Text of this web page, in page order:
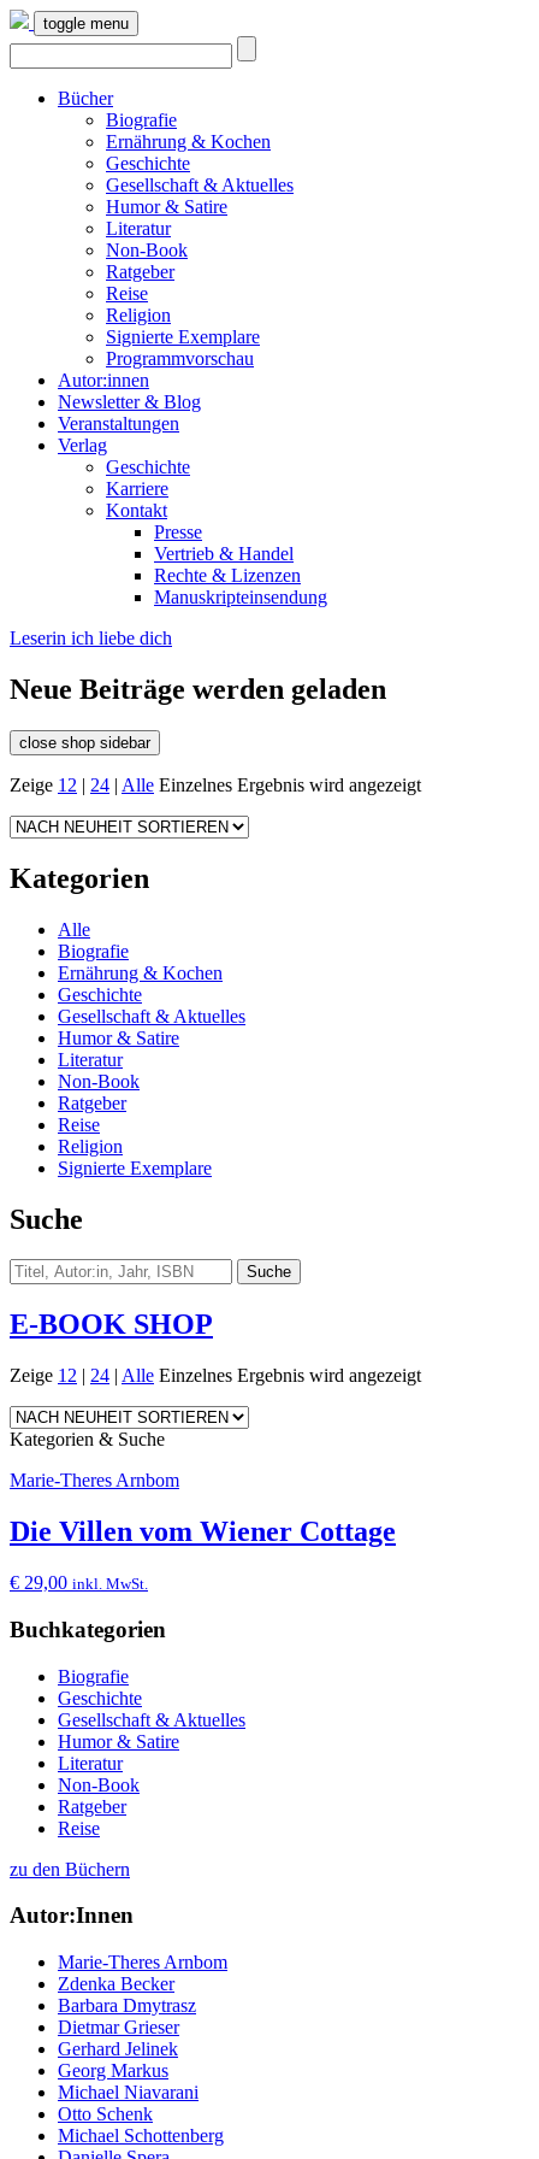
toggle menu
Bücher
Biografie
Ernährung & Kochen
Geschichte
Gesellschaft & Aktuelles
Humor & Satire
Literatur
Non-Book
Ratgeber
Reise
Religion
Signierte Exemplare
Programmvorschau
Autor:innen
Newsletter & Blog
Veranstaltungen
Verlag
Geschichte
Karriere
Kontakt
Presse
Vertrieb & Handel
Rechte & Lizenzen
Manuskripteinsendung
Leserin ich liebe dich
Neue Beiträge werden geladen
close shop sidebar
Zeige 12 | 24 | Alle Einzelnes Ergebnis wird angezeigt
Kategorien
Alle
Biografie
Ernährung & Kochen
Geschichte
Gesellschaft & Aktuelles
Humor & Satire
Literatur
Non-Book
Ratgeber
Reise
Religion
Signierte Exemplare
Suche
E-BOOK SHOP
Zeige 12 | 24 | Alle Einzelnes Ergebnis wird angezeigt
Kategorien & Suche
Marie-Theres Arnbom
Die Villen vom Wiener Cottage
€ 29,00 inkl. MwSt.
Buchkategorien
Biografie
Geschichte
Gesellschaft & Aktuelles
Humor & Satire
Literatur
Non-Book
Ratgeber
Reise
zu den Büchern
Autor:Innen
Marie-Theres Arnbom
Zdenka Becker
Barbara Dmytrasz
Dietmar Grieser
Gerhard Jelinek
Georg Markus
Michael Niavarani
Otto Schenk
Michael Schottenberg